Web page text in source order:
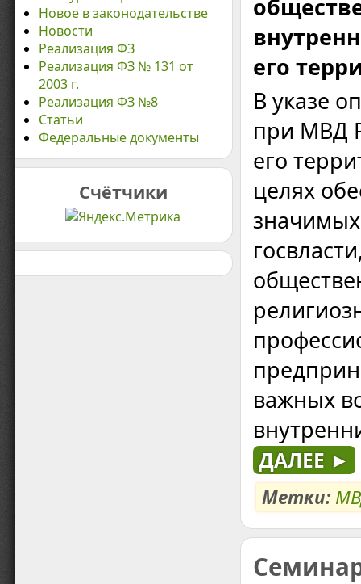
Новое в законодательстве
Новости
Реализация ФЗ
Реализация ФЗ № 131 от
2003 г.
Реализация ФЗ №8
Статьи
Федеральные документы
Счётчики
его
В указе
при МВД
его
целях
важных
ДАЛЕЕ ►
Метки: